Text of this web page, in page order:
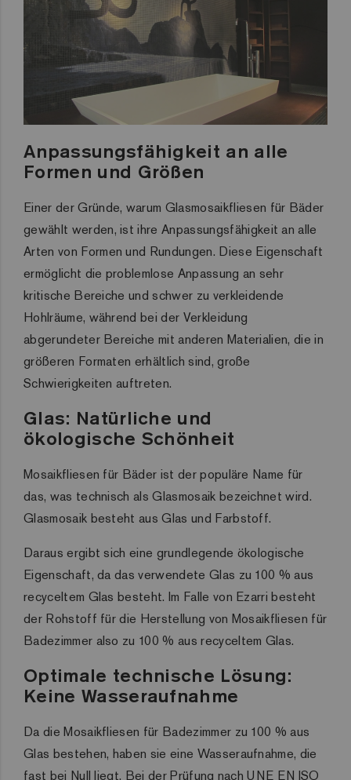
Anpassungsfähigkeit an alle
Formen und Größen
Einer der Gründe, warum Glasmosaikfliesen für Bäder
gewählt werden, ist ihre Anpassungsfähigkeit an alle
Arten von Formen und Rundungen. Diese Eigenschaft
ermöglicht die problemlose Anpassung an sehr
kritische Bereiche und schwer zu verkleidende
Hohlräume, während bei der Verkleidung
abgerundeter Bereiche mit anderen Materialien, die in
größeren Formaten erhältlich sind, große
Schwierigkeiten auftreten.
Glas: Natürliche und
ökologische Schönheit
Mosaikfliesen für Bäder ist der populäre Name für
das, was technisch als Glasmosaik bezeichnet wird.
Glasmosaik besteht aus Glas und Farbstoff.
Daraus ergibt sich eine grundlegende ökologische
Eigenschaft, da das verwendete Glas zu 100 % aus
recyceltem Glas besteht.Im Falle von Ezarri besteht
der Rohstoff für die Herstellung von Mosaikfliesen für
Badezimmer also zu 100 % aus recyceltem Glas.
Optimale technische Lösung:
Keine Wasseraufnahme
Da die Mosaikfliesen für Badezimmer zu 100 % aus
Glas bestehen, haben sie eine Wasseraufnahme, die
fast bei Null liegt. Bei der Prüfung nach UNE EN ISO